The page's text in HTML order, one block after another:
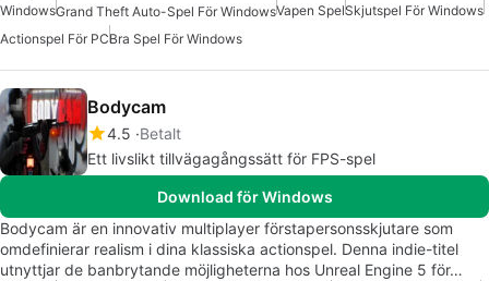
WindowsGrand Theft Auto-Spel För WindowsVapen SpelSkjutspel För Windows
Actionspel För PCBra Spel För Windows
Bodycam
4.5 Betalt
Ett livslikt tillvägagångssätt för FPS-spel
Download för Windows
Bodycam är en innovativ multiplayer förstapersonsskjutare som
omdefinierar realism i dina klassiska actionspel. Denna indie-titel
utnyttjar de banbrytande möjligheterna hos Unreal Engine 5 för…